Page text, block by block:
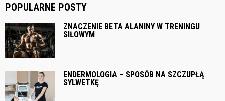
POPULARNE POSTY
ZNACZENIE BETA ALANINY W TRENINGU
SIŁOWYM
ENDERMOLOGIA – SPOSÓB NA SZCZUPŁĄ
SYLWETKĘ